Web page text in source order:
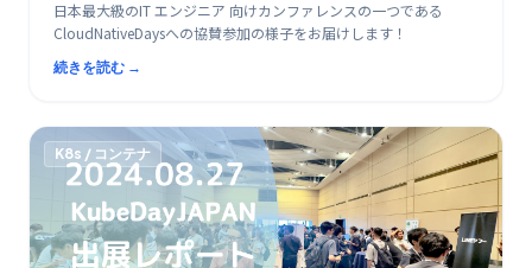
日本最大級のIT エンジニア 向けカンファレンスの一つである
CloudNativeDaysへの協賛参加の様子をお届けします！
続きを読む →
K8s / コンテナ